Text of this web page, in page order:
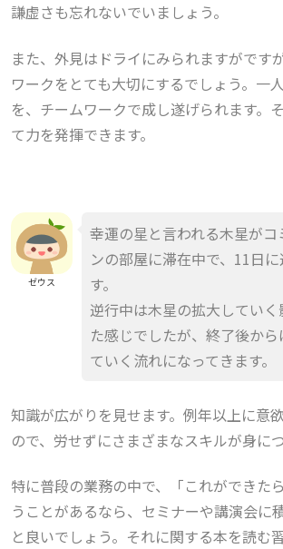
謙虚さも忘れないでいましょう。
また、外見はドライにみられますがです
ワークをとても大切にするでしょう。一
を、チームワークで成し遂げられます。
て力を発揮できます。
ゼウス
幸運の星と言われる木星がコ
ンの部屋に滞在中で、11日
す。
逆行中は木星の拡大してい
た感じでしたが、終了後か
ていく流れになってきます。
知識が広がりを見せます。例年以上に意
ので、労せずにさまざまなスキルが身につ
特に普段の業務の中で、「これができた
うことがあるなら、セミナーや講演会に
と良いでしょう。それに関する本を読む